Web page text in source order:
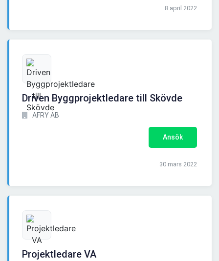
8 april 2022
Driven Byggprojektledare till Skövde
AFRY AB
Ansök
30 mars 2022
Projektledare VA